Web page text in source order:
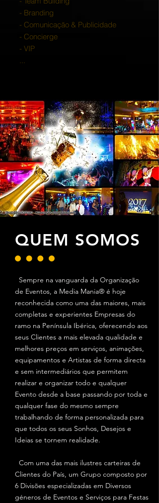
- Branding
- Comunicação & Publicidade
- Concierge
- VIP
...
QUEM SOMOS
Sempre na vanguarda da Organização
de Eventos, a Media Mania® é hoje
reconhecida como uma das maiores, mais
completas e experientes Empresas do
ramo na Península Ibérica, oferecendo aos
seus Clientes a mais elevada qualidade e
melhores preços em serviços, animações,
equipamentos e Artistas de forma directa
e sem intermediários que permitem
realizar e organizar todo e qualquer
Evento desde a base passando por toda e
qualquer fase do mesmo sempre
trabalhando de forma personalizada para
que todos os seus Sonhos, Desejos e
Ideias se tornem realidade.
Com uma das mais ilustres carteiras de
Clientes do País, um Grupo composto por
6 Divisões especializadas em Diversos
géneros de Eventos e Serviços para Festas